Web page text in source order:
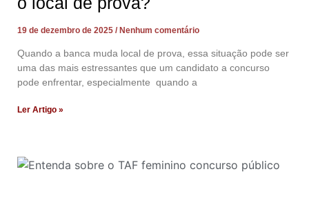
19 de dezembro de 2025 Nenhum comentário
Quando a banca muda local de prova, essa situação pode ser
uma das mais estressantes que um candidato a concurso
pode enfrentar, especialmente quando a
Ler Artigo »